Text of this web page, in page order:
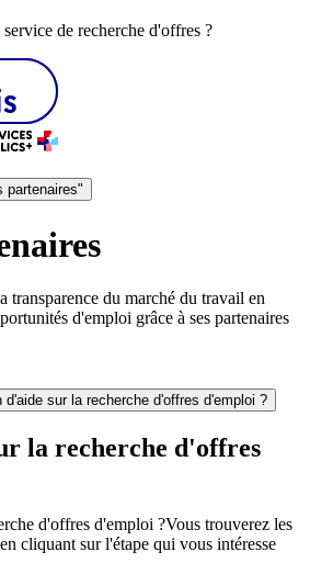
de recherche d'offres ?
partenaires"
transparence du marché du travail en
d'emploi grâce à ses partenaires
d'aide sur la recherche d'offres d'emploi ?
la recherche d'offres
d'offres d'emploi ?Vous trouverez les
cliquant sur l'étape qui vous intéresse